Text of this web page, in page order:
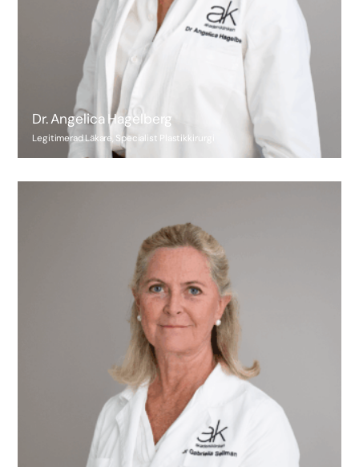
Dr. Angelica Hagelberg
Legitimerad Läkare, Specialist Plastikkirurgi